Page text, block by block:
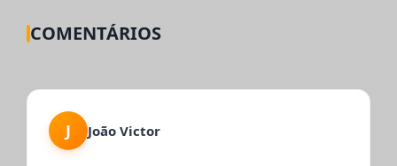
COMENTÁRIOS
J João Victor